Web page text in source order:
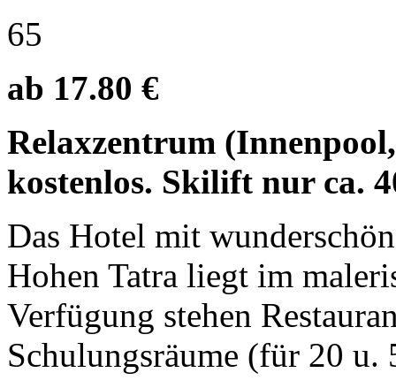
65
ab 17.80 €
Relaxzentrum
kostenlos. Skilift nur ca.
Das Hotel mit
Hohen Tatra liegt im
Verfügung stehen
Schulungsräume (für 20 u.